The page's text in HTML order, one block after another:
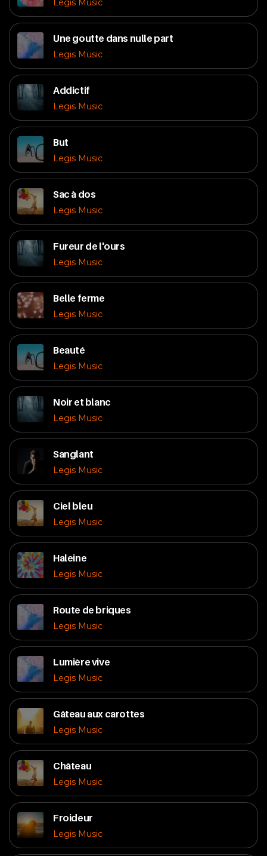
Legis Music
Une goutte dans nulle part
Legis Music
Addictif
Legis Music
But
Legis Music
Sac à dos
Legis Music
Fureur de l'ours
Legis Music
Belle ferme
Legis Music
Beauté
Legis Music
Noir et blanc
Legis Music
Sanglant
Legis Music
Ciel bleu
Legis Music
Haleine
Legis Music
Route de briques
Legis Music
Lumière vive
Legis Music
Gâteau aux carottes
Legis Music
Château
Legis Music
Froideur
Legis Music